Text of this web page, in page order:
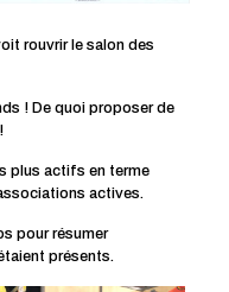
rouvrir le salon des
! De quoi proposer de
plus actifs en terme
actives.
pour résumer
présents.